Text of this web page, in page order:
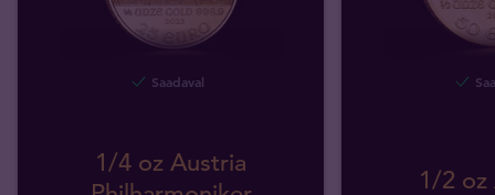
Saadaval
1/4 oz Austria
1/2 oz